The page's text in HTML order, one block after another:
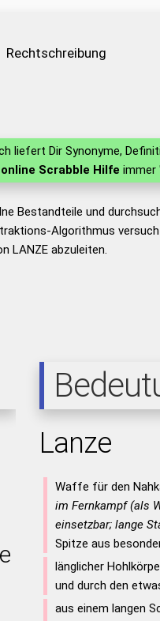
Rechtschreibung
liefert Dir Synonyme,
online Scrabble Hilfe immer
Bestandteile und
Algorithmus
LANZE abzuleiten.
Lanze
Waffe für den
im Fernkampf (als
einsetzbar; lange
Spitze aus
länglicher
und durch den
aus einem langen